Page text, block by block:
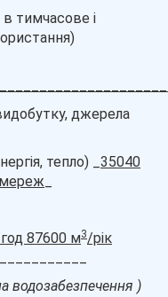
тимчасове і
джерела
тепло) _ 35040
87600 м3/рік
водозабезпечення )